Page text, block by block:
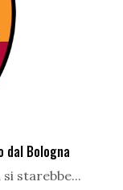
dal Bologna
starebbe...